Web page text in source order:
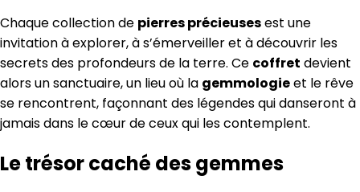
Chaque collection de pierres précieusesest une
invitation à explorer, à s’émerveiller et à découvrir les
secrets des profondeurs de la terre. Ce coffret devient
alors un sanctuaire, un lieu où la gemmologieet le rêve
se rencontrent, façonnant des légendes qui danseront à
jamais dans le cœur de ceux qui les contemplent.
Le trésor caché des gemmes